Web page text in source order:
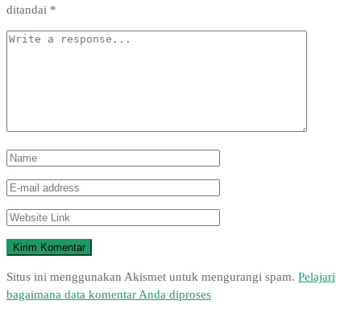
ditandai *
Situs ini menggunakan Akismet untuk mengurangi spam. Pelajari
bagaimana data komentar Anda diproses